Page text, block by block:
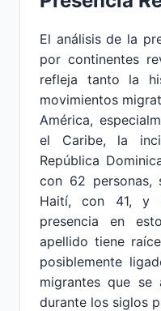
El análisis de la
por continentes
refleja tanto la
movimientos
América,
el Caribe, la
República
con 62 personas,
Haití, con 41, y
presencia en
apellido tiene
posiblemente
migrantes que se
durante los siglos